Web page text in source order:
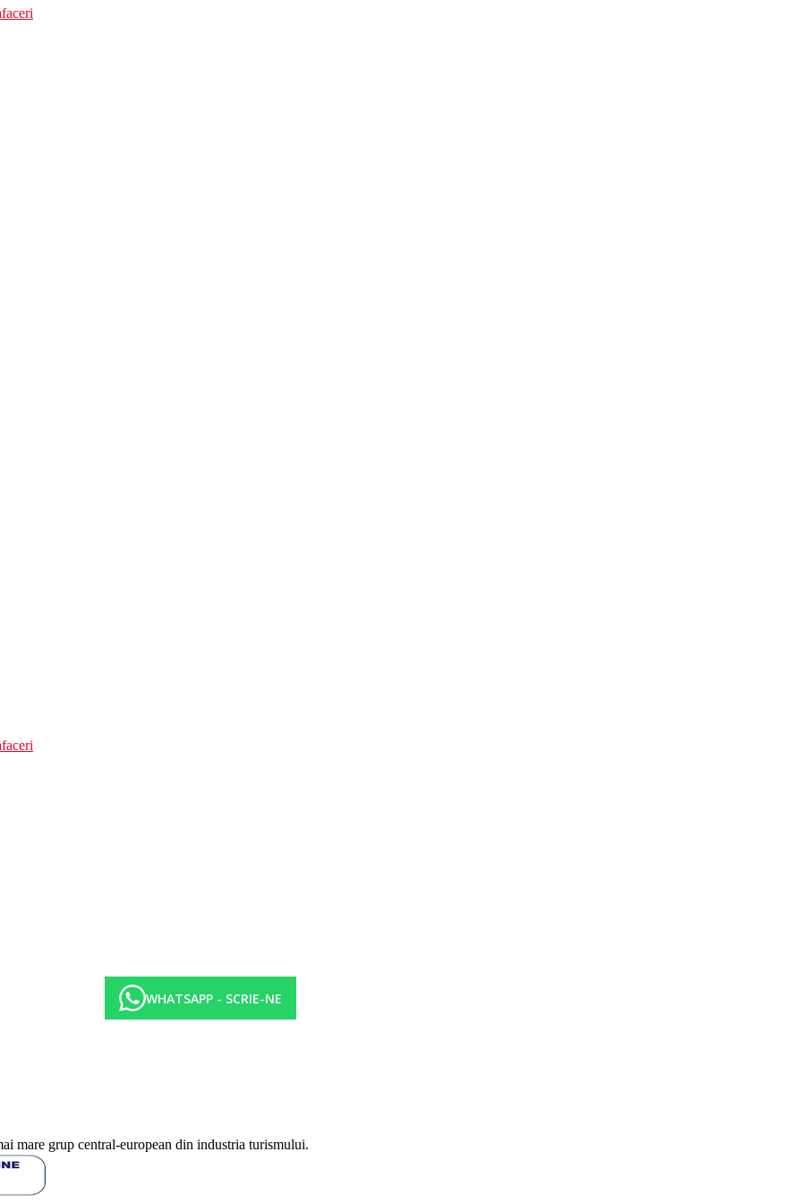
alcoolice de marca)
si nealcoolice locale (intre orele 10:00 si 22:30), mese dietetice la cerere.
Riviera.
hotel.
de hotel. Taxa nu este inclusa in pretul ofertei si trebuie platita de catre client direct la receptia hotelului.
in functie de categoria de hotel. Taxa nu este inclusa in tariful ofertei si va fi achitata de catre client la receptia hotelului. Noile taxe de
sunt pe camera/noapte.
WHATSAPP - SCRIE-NE
mare grup central-european din industria turismului.